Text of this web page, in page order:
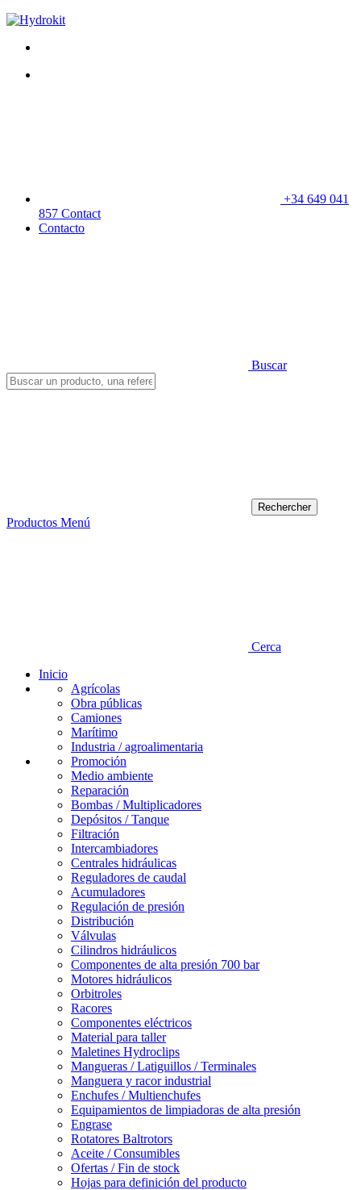
+34 649 041
857 Contact
Contacto
Buscar
Productos Menú
Cerca
Inicio
Agrícolas
Obra públicas
Camiones
Marítimo
Industria / agroalimentaria
Promoción
Medio ambiente
Reparación
Bombas / Multiplicadores
Depósitos / Tanque
Filtración
Intercambiadores
Centrales hidráulicas
Reguladores de caudal
Acumuladores
Regulación de presión
Distribución
Válvulas
Cilindros hidráulicos
Componentes de alta presión 700 bar
Motores hidráulicos
Orbitroles
Racores
Componentes eléctricos
Material para taller
Maletines Hydroclips
Mangueras / Latiguillos / Terminales
Manguera y racor industrial
Enchufes / Multienchufes
Equipamientos de limpiadoras de alta presión
Engrase
Rotatores Baltrotors
Aceite / Consumibles
Ofertas / Fin de stock
Hojas para definición del producto